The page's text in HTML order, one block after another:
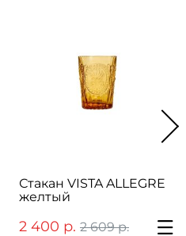
Стакан VISTA ALLEGRE
желтый
2 400 р. 2 609 р.